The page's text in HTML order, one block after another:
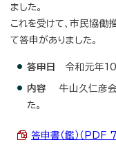
ました。
これを受けて、市民協働
て答申がありました。
答申日 令和元年10
内容 牛山久仁彦会
た。
答申書（鑑）（PDF